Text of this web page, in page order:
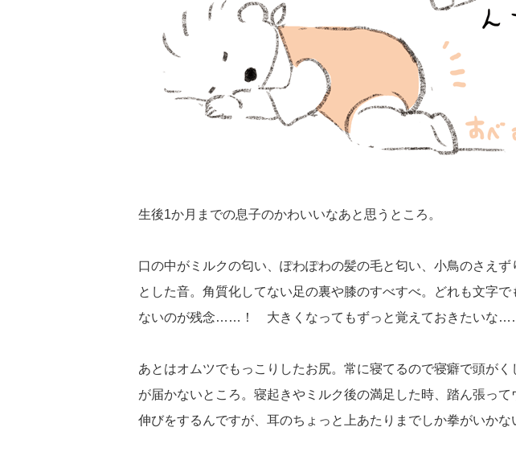
生後1か月までの息子のかわいいなあと思うところ。
口の中がミルクの匂い、ぽわぽわの髪の毛と匂い、小鳥のさえ
とした音。角質化してない足の裏や膝のすべすべ。どれも文字
ないのが残念……！ 大きくなってもずっと覚えておきたいな
あとはオムツでもっこりしたお尻。常に寝てるので寝癖で頭が
が届かないところ。寝起きやミルク後の満足した時、踏ん張って
伸びをするんですが、耳のちょっと上あたりまでしか拳がいかな